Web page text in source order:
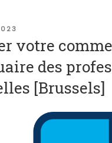
votre
des
[Brussels]